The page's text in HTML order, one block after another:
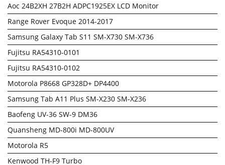
Aoc 24B2XH 27B2H ADPC1925EX LCD Monitor
Range Rover Evoque 2014-2017
Samsung Galaxy Tab S11 SM-X730 SM-X736
Fujitsu RA54310-0101
Fujitsu RA54310-0102
Motorola P8668 GP328D+ DP4400
Samsung Tab A11 Plus SM-X230 SM-X236
Baofeng UV-36 SW-9 DM36
Quansheng MD-800i MD-800UV
Motorola R5
Kenwood TH-F9 Turbo